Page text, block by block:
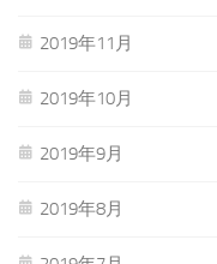
2019年11月
2019年10月
2019年9月
2019年8月